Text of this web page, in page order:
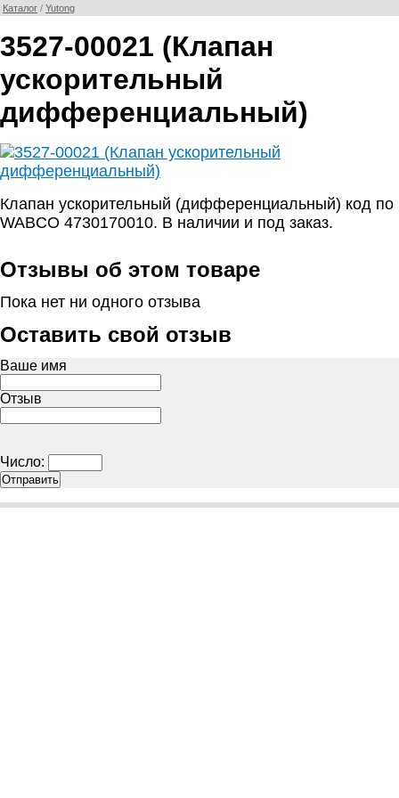
Каталог / Yutong
3527-00021 (Клапан
ускорительный
дифференциальный)
Клапан ускорительный (дифференциальный) код по
WABCO 4730170010. В наличии и под заказ.
Отзывы об этом товаре
Пока нет ни одного отзыва
Оставить свой отзыв
Ваше имя
Отзыв
Число: